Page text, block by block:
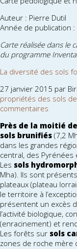
Auteur : Pierre Dutil
Année de publication
Carte réalisée dans le
du programme
La diversité des sols
27 janvier 2015 par
propriétés des sols
commentaires
Près de la moitié
sols brunifiés (7,2
dans les grandes
central, des Pyrénées
Les sols
Mha). Ils sont
plateaux (plateau
le territoire à
présentent un excès
l’activité biologique,
(enracinement) et
Les forêts sur sols
zones de roche mère